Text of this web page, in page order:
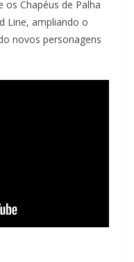
Chapéus de Palha
Line, ampliando o
novos personagens